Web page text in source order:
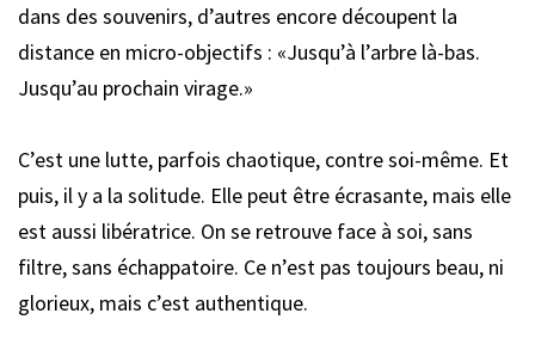
dans des souvenirs, d’autres encore découpent la
distance en micro-objectifs : «Jusqu’à l’arbre là-bas.
Jusqu’au prochain virage.»
C’est une lutte, parfois chaotique, contre soi-même. Et
puis, il y a la solitude. Elle peut être écrasante, mais elle
est aussi libératrice. On se retrouve face à soi, sans
filtre, sans échappatoire. Ce n’est pas toujours beau, ni
glorieux, mais c’est authentique.